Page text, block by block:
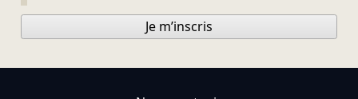
Je m’inscris